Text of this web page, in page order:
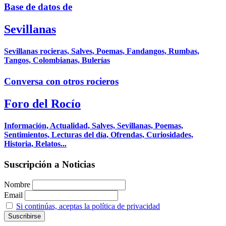
Base de datos de
Sevillanas
Sevillanas rocieras, Salves, Poemas, Fandangos, Rumbas,
Tangos, Colombianas, Bulerías
Conversa con otros rocieros
Foro del Rocío
Información, Actualidad, Salves, Sevillanas, Poemas,
Sentimientos, Lecturas del día, Ofrendas, Curiosidades,
Historia, Relatos...
Suscripción a Noticias
Nombre
Email
Si continúas, aceptas la política de privacidad